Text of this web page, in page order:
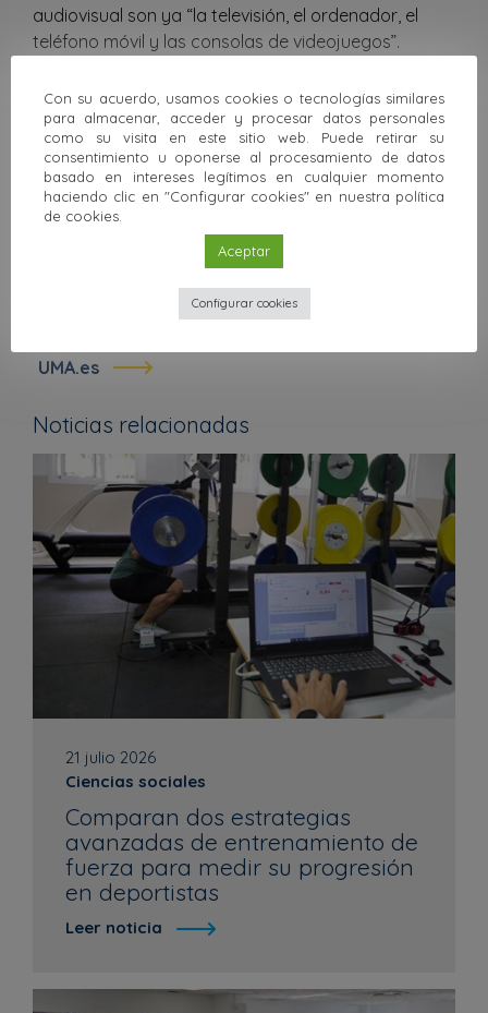
audiovisual son ya “la televisión, el ordenador, el
teléfono móvil y las consolas de videojuegos”.
propósitos del texto y coincidió en la idea del
cambio en los hábitos de consumo. “Los jóvenes
ven menos la televisión y quieren contenidos más
rápidos, breves y enlazados, por lo que cada vez
con más frecuencia llevarán en sus bolsillos un
teléfono móvil que supondrá la convergencia entre
un medio de masas y otro individual”.
Más información
UMA.es
Noticias relacionadas
21 julio 2026
Ciencias sociales
Comparan dos estrategias
avanzadas de entrenamiento de
fuerza para medir su progresión
en deportistas
Leer noticia
Con su acuerdo, usamos cookies o tecnologías similares
para almacenar, acceder y procesar datos personales
como su visita en este sitio web. Puede retirar su
consentimiento u oponerse al procesamiento de datos
basado en intereses legítimos en cualquier momento
haciendo clic en "Configurar cookies" en nuestra política
de cookies.
Aceptar
Configurar cookies